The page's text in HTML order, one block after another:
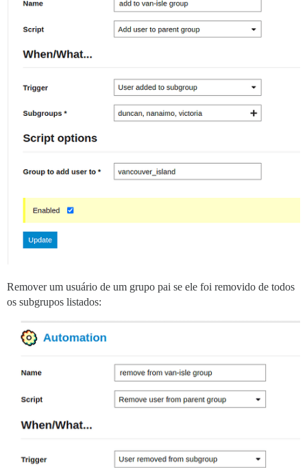
Remover um usuário de um grupo pai se ele foi removido de todos
os subgrupos listados: